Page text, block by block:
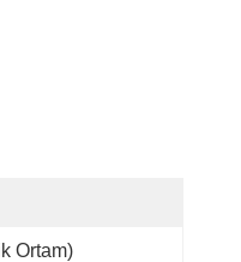
Ortam)